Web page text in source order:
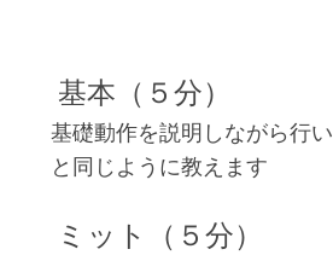
基本（５分）
基礎動作を説明しながら行
と同じように教えます
ミット（５分）